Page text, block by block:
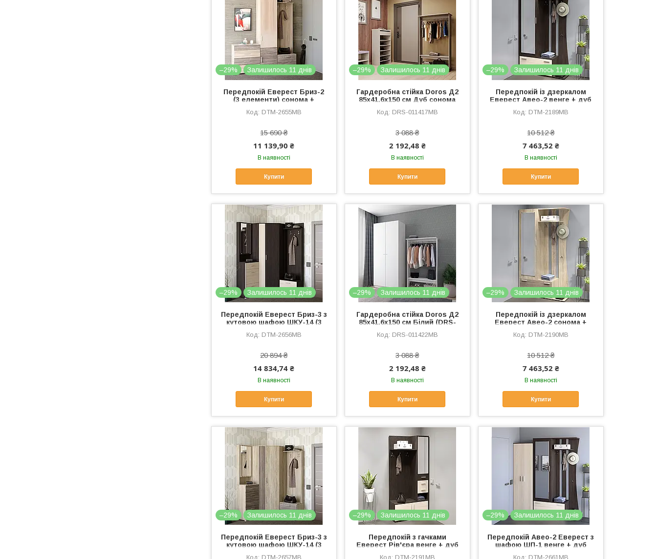
–29% Залишилось 11 днів
Передпокій Еверест Бриз-2
(3 елементи) сонома +
DTM-2655MB
15 690 ₴
11 139,90 ₴
В наявності
Купити
–29% Залишилось 11 днів
Гардеробна стійка Doros Д2
85х41,6х150 см Дуб сонома
DRS-011417MB
3 088 ₴
2 192,48 ₴
В наявності
Купити
–29% Залишилось 11 днів
Передпокій із дзеркалом
Еверест Авео-2 венге + дуб
DTM-2189MB
10 512 ₴
7 463,52 ₴
В наявності
Купити
–29% Залишилось 11 днів
Передпокій Еверест Бриз-3 з
кутовою шафою ШКУ-14 (3
молочний (DTM-2656)
DTM-2656MB
20 894 ₴
14 834,74 ₴
В наявності
Купити
–29% Залишилось 11 днів
Гардеробна стійка Doros Д2
85х41,6х150 см Білий (DRS-
DRS-011422MB
3 088 ₴
2 192,48 ₴
В наявності
Купити
–29% Залишилось 11 днів
Передпокій із дзеркалом
Еверест Авео-2 сонома +
DTM-2190MB
10 512 ₴
7 463,52 ₴
В наявності
Купити
–29% Залишилось 11 днів
Передпокій Еверест Бриз-3 з
кутовою шафою ШКУ-14 (3
DTM-2657MB
–29% Залишилось 11 днів
Передпокій з гачками
Еверест Рів'єра венге + дуб
DTM-2191MB
–29% Залишилось 11 днів
Передпокій Авео-2 Еверест з
шафою ШП-1 венге + дуб
DTM-2661MB